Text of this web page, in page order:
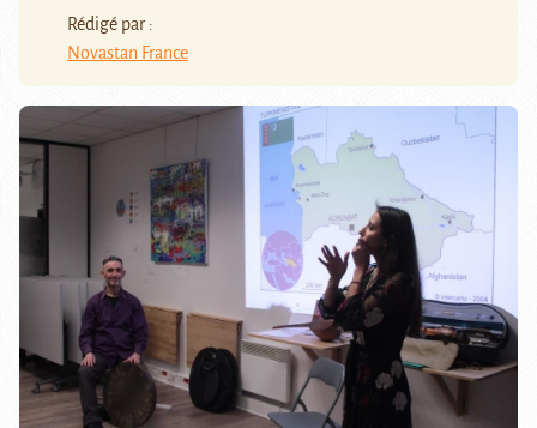
Rédigé par :
Novastan France